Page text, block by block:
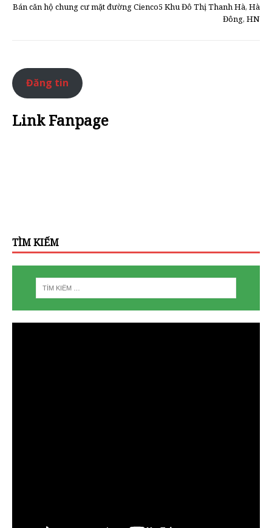
Bán căn hộ chung cư mặt đường Cienco5 Khu Đô Thị Thanh Hà, Hà
Đông, HN
Đăng tin
Link Fanpage
TÌM KIẾM